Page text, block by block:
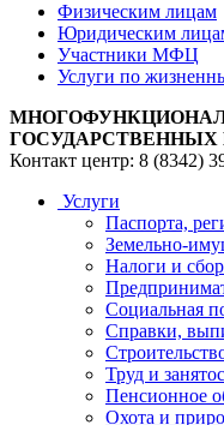
Физическим лицам
Юридическим
Участники МФЦ
Услуги по
Контакт центр: 8 (8342)
Услуги
Паспорта,
Земельно-
Налоги и
Социальная
Справки,
Труд и
Пенсионное
Охота и